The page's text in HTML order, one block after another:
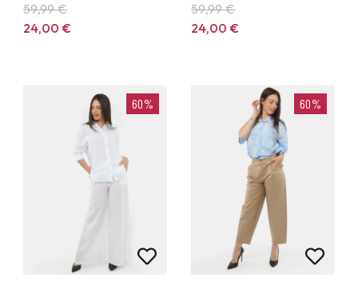
59,99€
24,00€
59,99€
24,00€
60% 60%